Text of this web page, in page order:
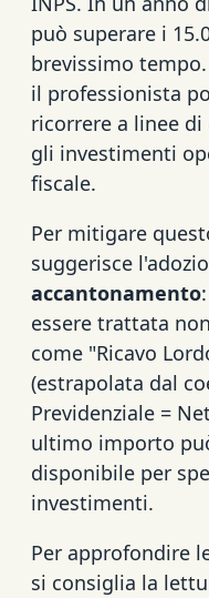
può superare i
brevissimo
il professionista
ricorrere a linee
gli investimenti
fiscale.
Per mitigare
suggerisce
accantonamento
essere trattata
come "Ricavo
(estrapolata dal
Previdenziale =
ultimo importo
disponibile per
investimenti.
Per approfondire
si consiglia la